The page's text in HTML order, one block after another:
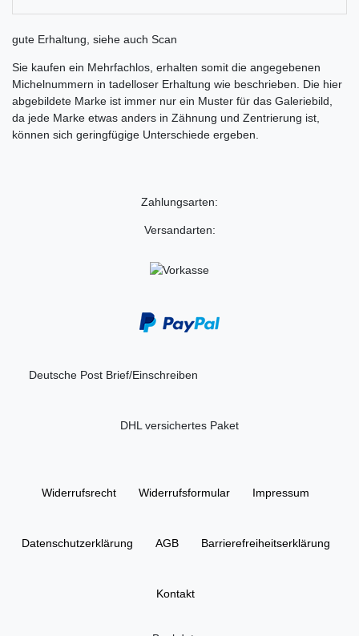
gute Erhaltung, siehe auch Scan
Sie kaufen ein Mehrfachlos, erhalten somit die angegebenen
Michelnummern in tadelloser Erhaltung wie beschrieben. Die hier
abgebildete Marke ist immer nur ein Muster für das Galeriebild,
da jede Marke etwas anders in Zähnung und Zentrierung ist,
können sich geringfügige Unterschiede ergeben.
Zahlungsarten:
Versandarten:
Deutsche Post Brief/Einschreiben
DHL versichertes Paket
Widerrufs­recht Widerrufs­formular Impressum
Daten­schutz­erklärung AGB Barrierefreiheitserklärung
Kontakt